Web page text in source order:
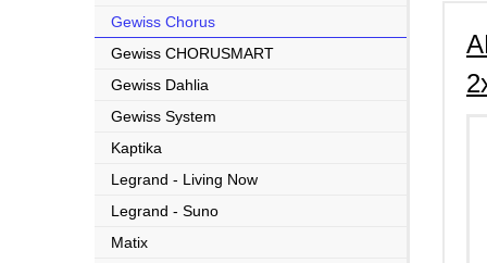
Gewiss Chorus
Gewiss CHORUSMART
Gewiss Dahlia
Gewiss System
Kaptika
Legrand - Living Now
Legrand - Suno
Matix